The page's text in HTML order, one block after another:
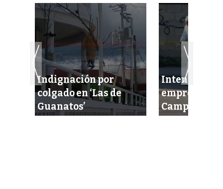
Indignación por
colgado en ‘Las de
Guanatos’
Intentan
empresario
Campeche